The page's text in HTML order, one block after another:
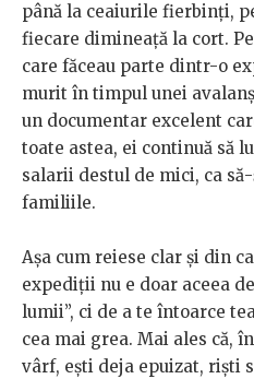
până la ceaiurile fierbinți,
fiecare dimineață la cort.
care făceau parte dintr-o
murit în timpul unei
un documentar excelent
toate astea, ei continuă să
salarii destul de mici, ca
familiile.
Așa cum reiese clar și din
expediții nu e doar aceea
lumii”, ci de a te întoarce
cea mai grea. Mai ales că,
vârf, ești deja epuizat, riști